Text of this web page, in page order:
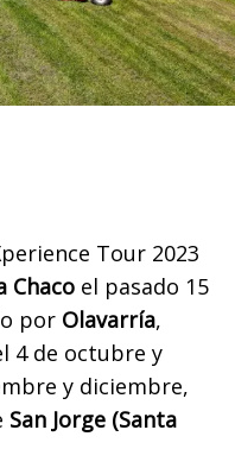
Tour 2023
Chaco el pasado 15
por Olavarría,
4 de octubre y
y diciembre,
San Jorge (Santa